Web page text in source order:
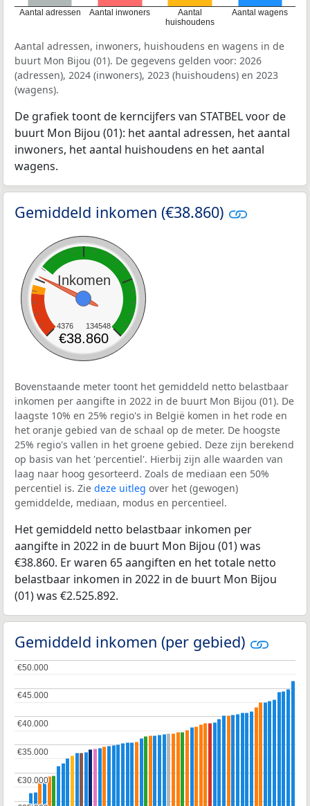
Aantal adressen Aantal inwoners
Aantal
huishoudens
Aantal wagens
Aantal adressen, inwoners, huishoudens en wagens in de
buurt Mon Bijou (01). De gegevens gelden voor: 2026
(adressen), 2024 (inwoners), 2023 (huishoudens) en 2023
(wagens).
De grafiek toont de kerncijfers van STATBEL voor de
buurt Mon Bijou (01): het aantal adressen, het aantal
inwoners, het aantal huishoudens en het aantal
wagens.
Gemiddeld inkomen (€38.860)
Inkomen
4376 134548
€38.860
Bovenstaande meter toont het gemiddeld netto belastbaar
inkomen per aangifte in 2022 in de buurt Mon Bijou (01). De
laagste 10% en 25% regio's in België komen in het rode en
het oranje gebied van de schaal op de meter. De hoogste
25% regio's vallen in het groene gebied. Deze zijn berekend
op basis van het 'percentiel'. Hierbij zijn alle waarden van
laag naar hoog gesorteerd. Zoals de mediaan een 50%
percentiel is. Zie deze uitleg over het (gewogen)
gemiddelde, mediaan, modus en percentieel.
Het gemiddeld netto belastbaar inkomen per
aangifte in 2022 in de buurt Mon Bijou (01) was
€38.860. Er waren 65 aangiften en het totale netto
belastbaar inkomen in 2022 in de buurt Mon Bijou
(01) was €2.525.892.
Gemiddeld inkomen (per gebied)
€30.000
€30.000
€35.000
€35.000
€40.000
€40.000
€45.000
€45.000
€50.000
€50.000